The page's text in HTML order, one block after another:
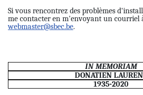
Si vous rencontrez des problèmes
me contacter en m'envoyant un courriel
webmaster@sbec.be.
IN MEMORIAM
DONATIEN
1935-2020